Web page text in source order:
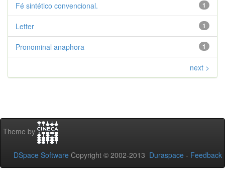
1
Fé sintético convencional.
1
Letter
1
Pronominal anaphora
next >
Theme by
DSpace Software Copyright © 2002-2013 Duraspace - Feedback